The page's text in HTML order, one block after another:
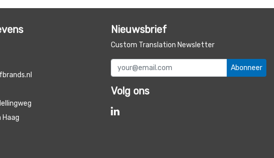
Haag
Nieuwsbrief
Custom Translation Newsletter
Abonneer
Volg ons